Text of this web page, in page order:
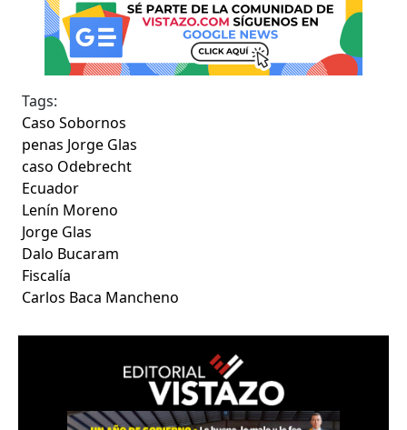
Tags:
Caso Sobornos
penas Jorge Glas
caso Odebrecht
Ecuador
Lenín Moreno
Jorge Glas
Dalo Bucaram
Fiscalía
Carlos Baca Mancheno